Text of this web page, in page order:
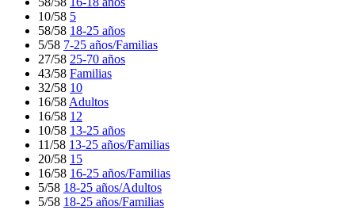
10/58 5
58/58 18-25 años
5/58 7-25 años/Familias
27/58 25-70 años
43/58 Familias
32/58 10
16/58 Adultos
16/58 12
10/58 13-25 años
11/58 13-25 años/Familias
20/58 15
16/58 16-25 años/Familias
5/58 18-25 años/Adultos
5/58 18-25 años/Familias